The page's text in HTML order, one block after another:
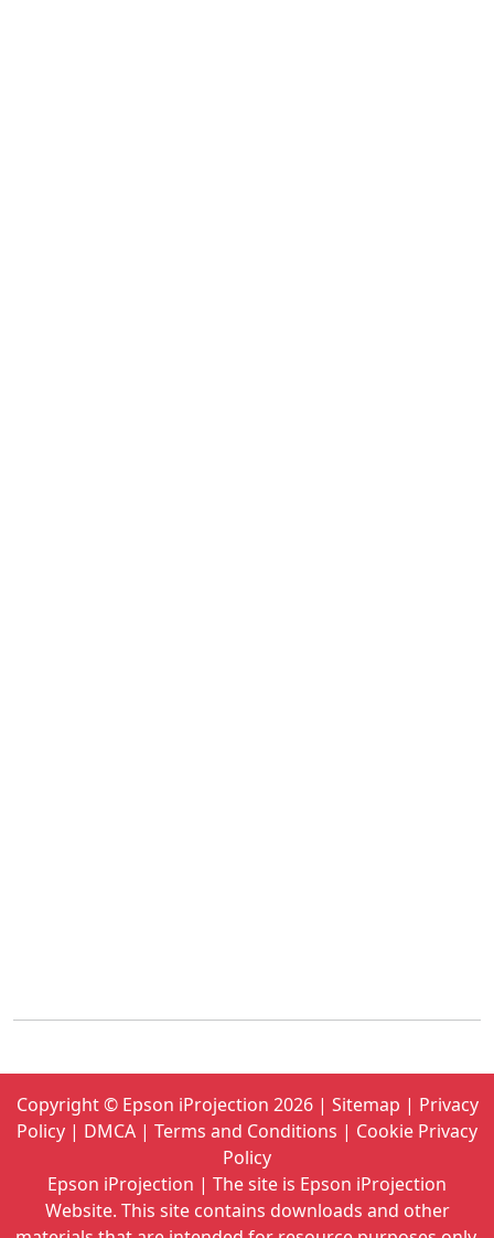
Copyright © Epson iProjection 2026| Sitemap | Privacy
Policy | DMCA | Terms and Conditions | Cookie Privacy
Policy
Epson iProjection | The site is Epson iProjection
Website. This site contains downloads and other